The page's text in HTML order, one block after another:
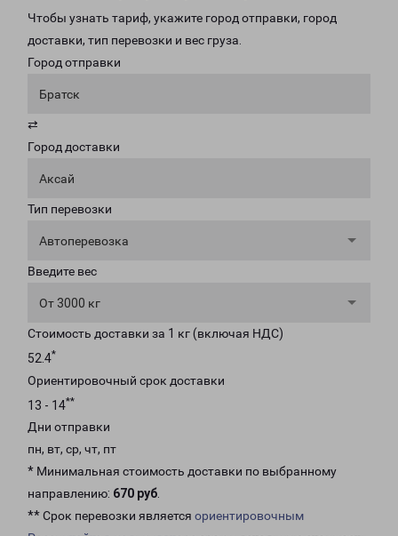
Чтобы узнать тариф, укажите город отправки, город
доставки, тип перевозки и вес груза.
Город отправки
Братск
⇄
Город доставки
Аксай
Тип перевозки
Автоперевозка
Введите вес
От 3000 кг
Стоимость доставки за 1 кг (включая НДС)
52.4*
Ориентировочный срок доставки
13 - 14**
Дни отправки
пн, вт, ср, чт, пт
* Минимальная стоимость доставки по выбранному
направлению: 670 руб.
** Срок перевозки является ориентировочным